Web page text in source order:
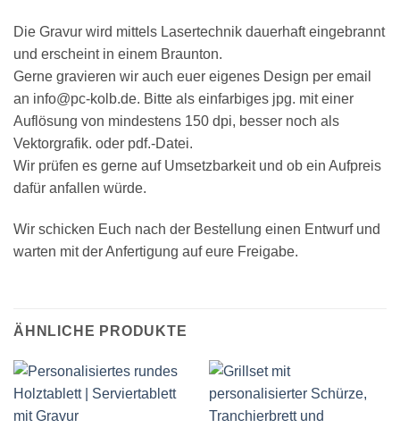
Die Gravur wird mittels Lasertechnik dauerhaft eingebrannt
und erscheint in einem Braunton.
Gerne gravieren wir auch euer eigenes Design per email
an info@pc-kolb.de. Bitte als einfarbiges jpg. mit einer
Auflösung von mindestens 150 dpi, besser noch als
Vektorgrafik. oder pdf.-Datei.
Wir prüfen es gerne auf Umsetzbarkeit und ob ein Aufpreis
dafür anfallen würde.
Wir schicken Euch nach der Bestellung einen Entwurf und
warten mit der Anfertigung auf eure Freigabe.
ÄHNLICHE PRODUKTE